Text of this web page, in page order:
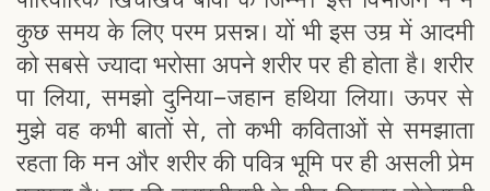
कुछ समय के लिए परम प्रसन्न। यों भी इस उम्र में आदमी
को सबसे ज्यादा भरोसा अपने शरीर पर ही होता है। शरीर
पा लिया, समझो दुनिया-जहान हथिया लिया। ऊपर से
मुझे वह कभी बातों से, तो कभी कविताओं से समझाता
रहता कि मन और शरीर की पवित्र भूमि पर ही असली प्रेम